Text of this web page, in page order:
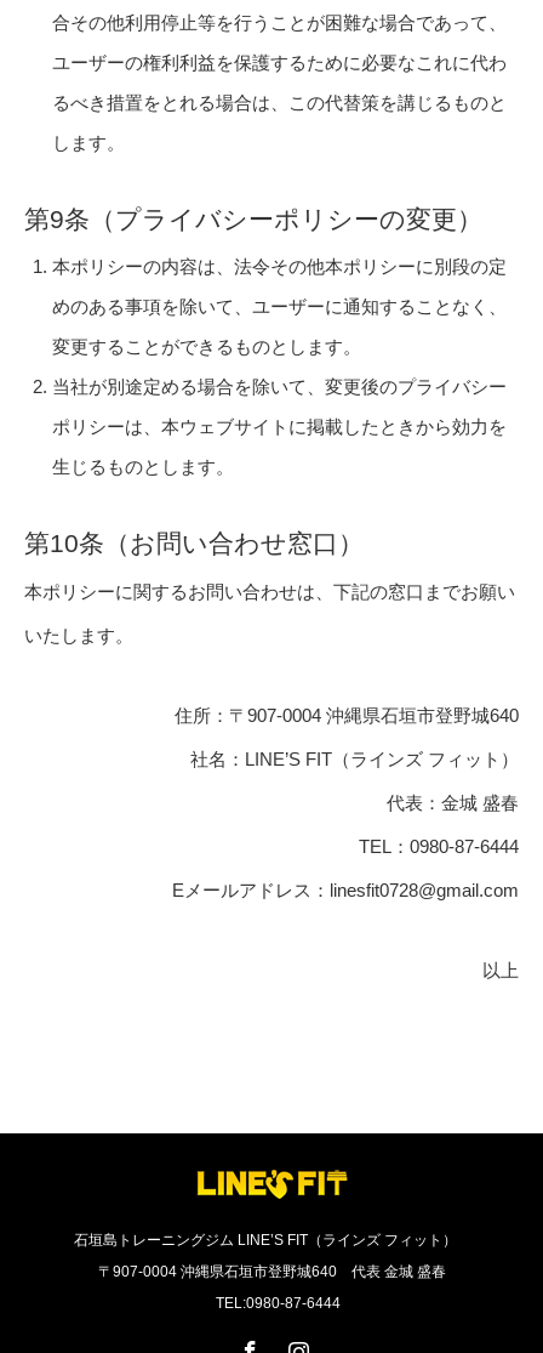
合その他利用停止等を行うことが困難な場合であって、
ユーザーの権利利益を保護するために必要なこれに代わ
るべき措置をとれる場合は、この代替策を講じるものと
します。
第9条（プライバシーポリシーの変更）
本ポリシーの内容は、法令その他本ポリシーに別段の定
めのある事項を除いて、ユーザーに通知することなく、
変更することができるものとします。
当社が別途定める場合を除いて、変更後のプライバシー
ポリシーは、本ウェブサイトに掲載したときから効力を
生じるものとします。
第10条（お問い合わせ窓口）
本ポリシーに関するお問い合わせは、下記の窓口までお願い
いたします。
住所：〒907-0004 沖縄県石垣市登野城640
社名：LINE’S FIT（ラインズ フィット）
代表：金城 盛春
TEL：0980-87-6444
Eメールアドレス：linesfit0728@gmail.com
以上
石垣島トレーニングジム LINE’S FIT（ラインズ フィット）
〒907-0004 沖縄県石垣市登野城640 代表 金城 盛春
TEL:0980-87-6444